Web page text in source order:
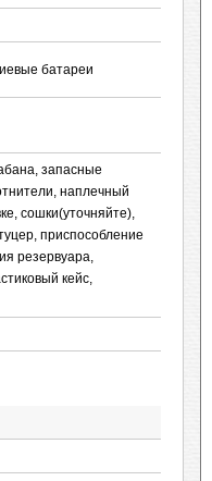
батареи
запасные
наплечный
сошки(уточняйте),
приспособление
резервуара,
кейс,